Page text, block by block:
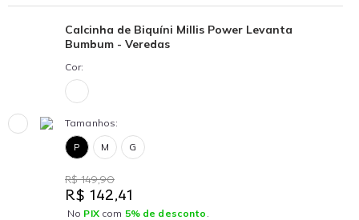
Calcinha de Biquíni Millis Power Levanta
Bumbum - Veredas
Cor:
Tamanhos:
P
M G
R$ 149,90
R$ 142,41
No PIXcom 5% de desconto .